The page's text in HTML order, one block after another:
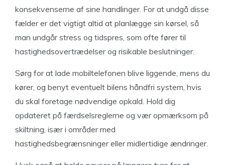
konsekvenserne af sine handlinger. For at undgå disse
fælder er det vigtigt altid at planlægge sin kørsel, så
man undgår stress og tidspres, som ofte fører til
hastighedsovertrædelser og risikable beslutninger.
Sørg for at lade mobiltelefonen blive liggende, mens du
kører, og benyt eventuelt bilens håndfri system, hvis
du skal foretage nødvendige opkald. Hold dig
opdateret på færdselsreglerne og vær opmærksom på
skiltning, især i områder med
hastighedsbegrænsninger eller midlertidige ændringer.